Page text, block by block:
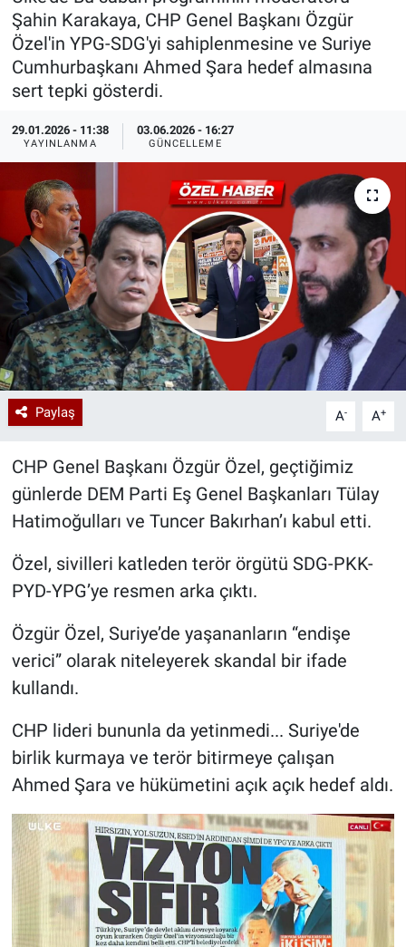
Şahin Karakaya, CHP Genel Başkanı Özgür
Özel'in YPG-SDG'yi sahiplenmesine ve Suriye
Cumhurbaşkanı Ahmed Şara hedef almasına
sert tepki gösterdi.
29.01.2026 - 11:38
YAYINLANMA
03.06.2026 - 16:27
GÜNCELLEME
Paylaş A- A+
CHP Genel Başkanı Özgür Özel, geçtiğimiz
günlerde DEM Parti Eş Genel Başkanları Tülay
Hatimoğulları ve Tuncer Bakırhan’ı kabul etti.
Özel, sivilleri katleden terör örgütü SDG-PKK-
PYD-YPG’ye resmen arka çıktı.
Özgür Özel, Suriye’de yaşananların “endişe
verici” olarak niteleyerek skandal bir ifade
kullandı.
CHP lideri bununla da yetinmedi... Suriye'de
birlik kurmaya ve terör bitirmeye çalışan
Ahmed Şara ve hükümetini açık açık hedef aldı.
Özel Haberler
Yazarlar
Dünya
Medya
Özel Haberler
Erişim Bilgileri
Sağlık
Teknoloji
Ramazan
Haber Arşivi